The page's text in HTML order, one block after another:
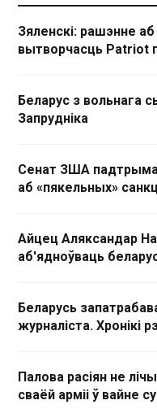
Зяленскі: рашэнне аб
вытворчасць Patriot
Беларус з вольнага
Запрудніка
Сенат ЗША
аб «пякельных»
Айцец Аляксандар
аб'ядноўваць
Беларусь
журналіста. Хронікі
Палова расіян не
сваёй арміі ў вайне